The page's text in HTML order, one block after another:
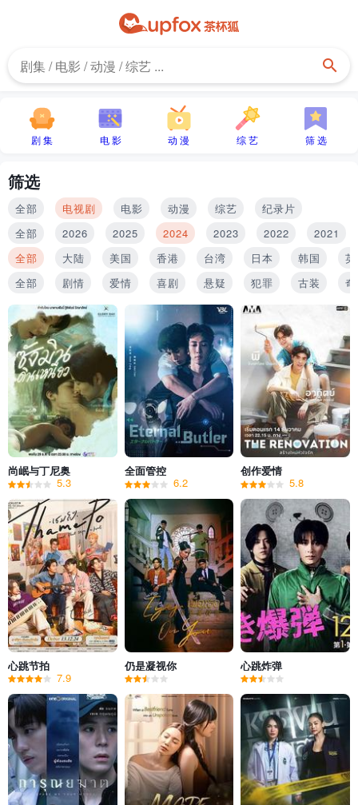
剧 集 电 影 动 漫 综 艺 筛 选
筛选
全部 电视剧 电影 动漫 综艺
纪录片
全部
2026 2025 2024 2023 2022
2021
全部
大陆 美国 香港 台湾 日本 韩国
全部
剧情 爱情 喜剧 悬疑 犯罪 古装
尚岷与丁尼奥
5.3
全面管控
6.2
创作爱情
5.8
心跳节拍
7.9
仍是凝视你 心跳炸弹